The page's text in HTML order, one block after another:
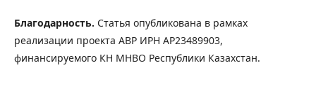
Благодарность. Статья опубликована в рамках
реализации проекта АВР ИРН АР23489903,
финансируемого КН МНВО Республики Казахстан.